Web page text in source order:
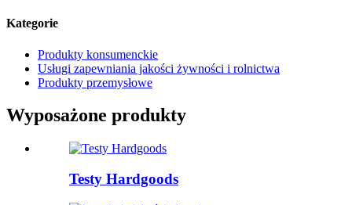
Kategorie
Produkty konsumenckie
Usługi zapewniania jakości żywności i rolnictwa
Produkty przemysłowe
Wyposażone produkty
Testy Hardgoods